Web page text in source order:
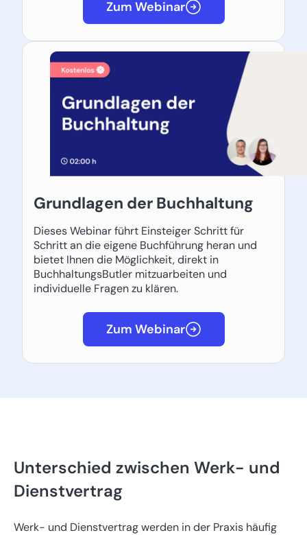
Zum Webinar
Grundlagen der Buchhaltung
Dieses Webinar führt Einsteiger Schritt für
Schritt an die eigene Buchführung heran und
bietet Ihnen die Möglichkeit, direkt in
BuchhaltungsButler mitzuarbeiten und
individuelle Fragen zu klären.
Zum Webinar
Unterschied zwischen Werk- und
Dienstvertrag
Werk- und Dienstvertrag werden in der Praxis häufig